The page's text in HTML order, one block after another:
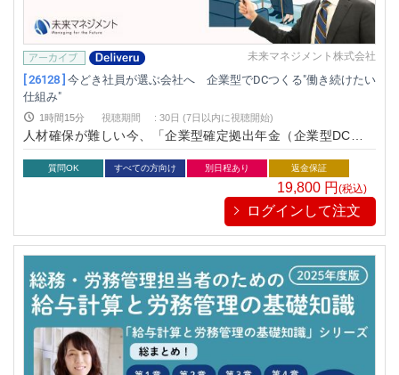
未来マネジメント株式会社
[ 26128 ] 今どき社員が選ぶ会社へ 企業型でDCつくる"働き続けたい
仕組み"
1時間15分 視聴期間 : 30日 (7日以内に視聴開始)
人材確保が難しい今、「企業型確定拠出年金（企業型DC）」
は“働き続けたい会社づくり”の新しい鍵です。制度導入は難し
そう…と思われがちですが、実は企業にも社員にも多くのメリ
ットがあります。本セミナーでは、企業型DCの仕組み・導入
効果・最新トレンドをわかりやすく解説します。
質問OK すべての方向け 別日程あり 返金保証
19,800 円(税込)
ログインして注文